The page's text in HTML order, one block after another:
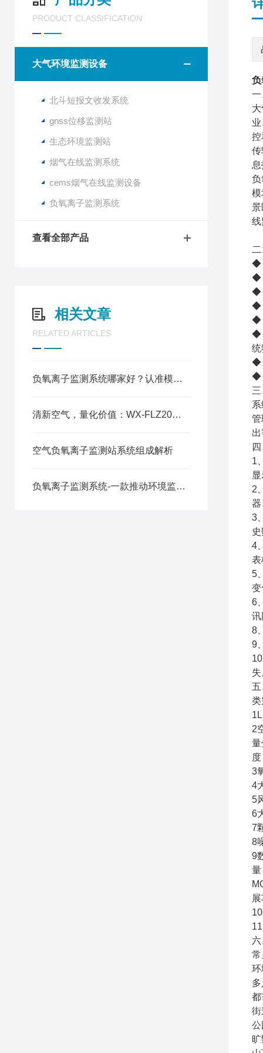
PRODUCT CLASSIFICATION
大气环境监测设备
北斗短报文收发系统
gnss位移监测站
生态环境监测站
烟气在线监测系统
cems烟气在线监测设备
负氧离子监测系统
查看全部产品
相关文章
RELATED ARTICLES
负氧离子监测系统哪家好？认准模块化高稳机型，适配多场景生态监测
清新空气，量化价值：WX-FLZ20景区负氧离子监测系统应用全解析
空气负氧离子监测站系统组成解析
负氧离子监测系统-一款推动环境监测的负氧离子环境监测系统2025全+境+派+送
负
一
控
传
负
模
景
线
◆
◆
◆
◆
◆
◆
统
◆
◆
管
1
2
器
3
4
表
5
变
6
讯
8
9
类
2
量
3
4
5
6
7
8
9
量
常
环
都
街
公